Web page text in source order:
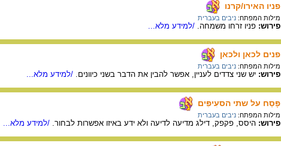
פניו האירו/קרנו
מילות המפתח: ניבים בעברית
פירוש: פניו זרחו משמחה. /למידע מלא...
פנים לכאן ולכאן
מילות המפתח: ניבים בעברית
פירוש: יש שני צדדים לעניין, אפשר להבין את הדבר בשני כיוונים. /למידע מלא...
פָּסַח על שתי הסעִיפִּים
מילות המפתח: ניבים בעברית
פירוש: היסס, פקפק, דילג מדיעה לדיעה ולא ידע באיזו אפשרות לבחור. /למידע מלא...